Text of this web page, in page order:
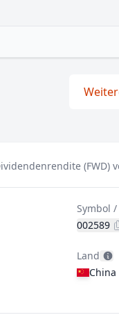
(FWD)
Symbol
002589
Land
China